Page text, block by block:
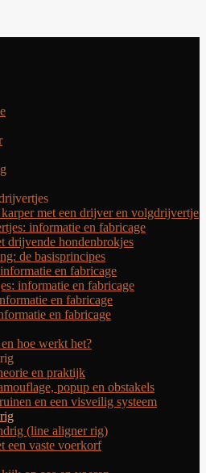
met een drijver en volgdrijvertje
informatie en fabricage
drijvende hondenbrokjes
de basisprincipes
en fabricage
informatie en fabricage
en fabricage
en fabricage
hoe werkt het?
en praktijk
popup en obstakels
en een visveilig systeem
(line aligner rig)
een vaste voerkorf